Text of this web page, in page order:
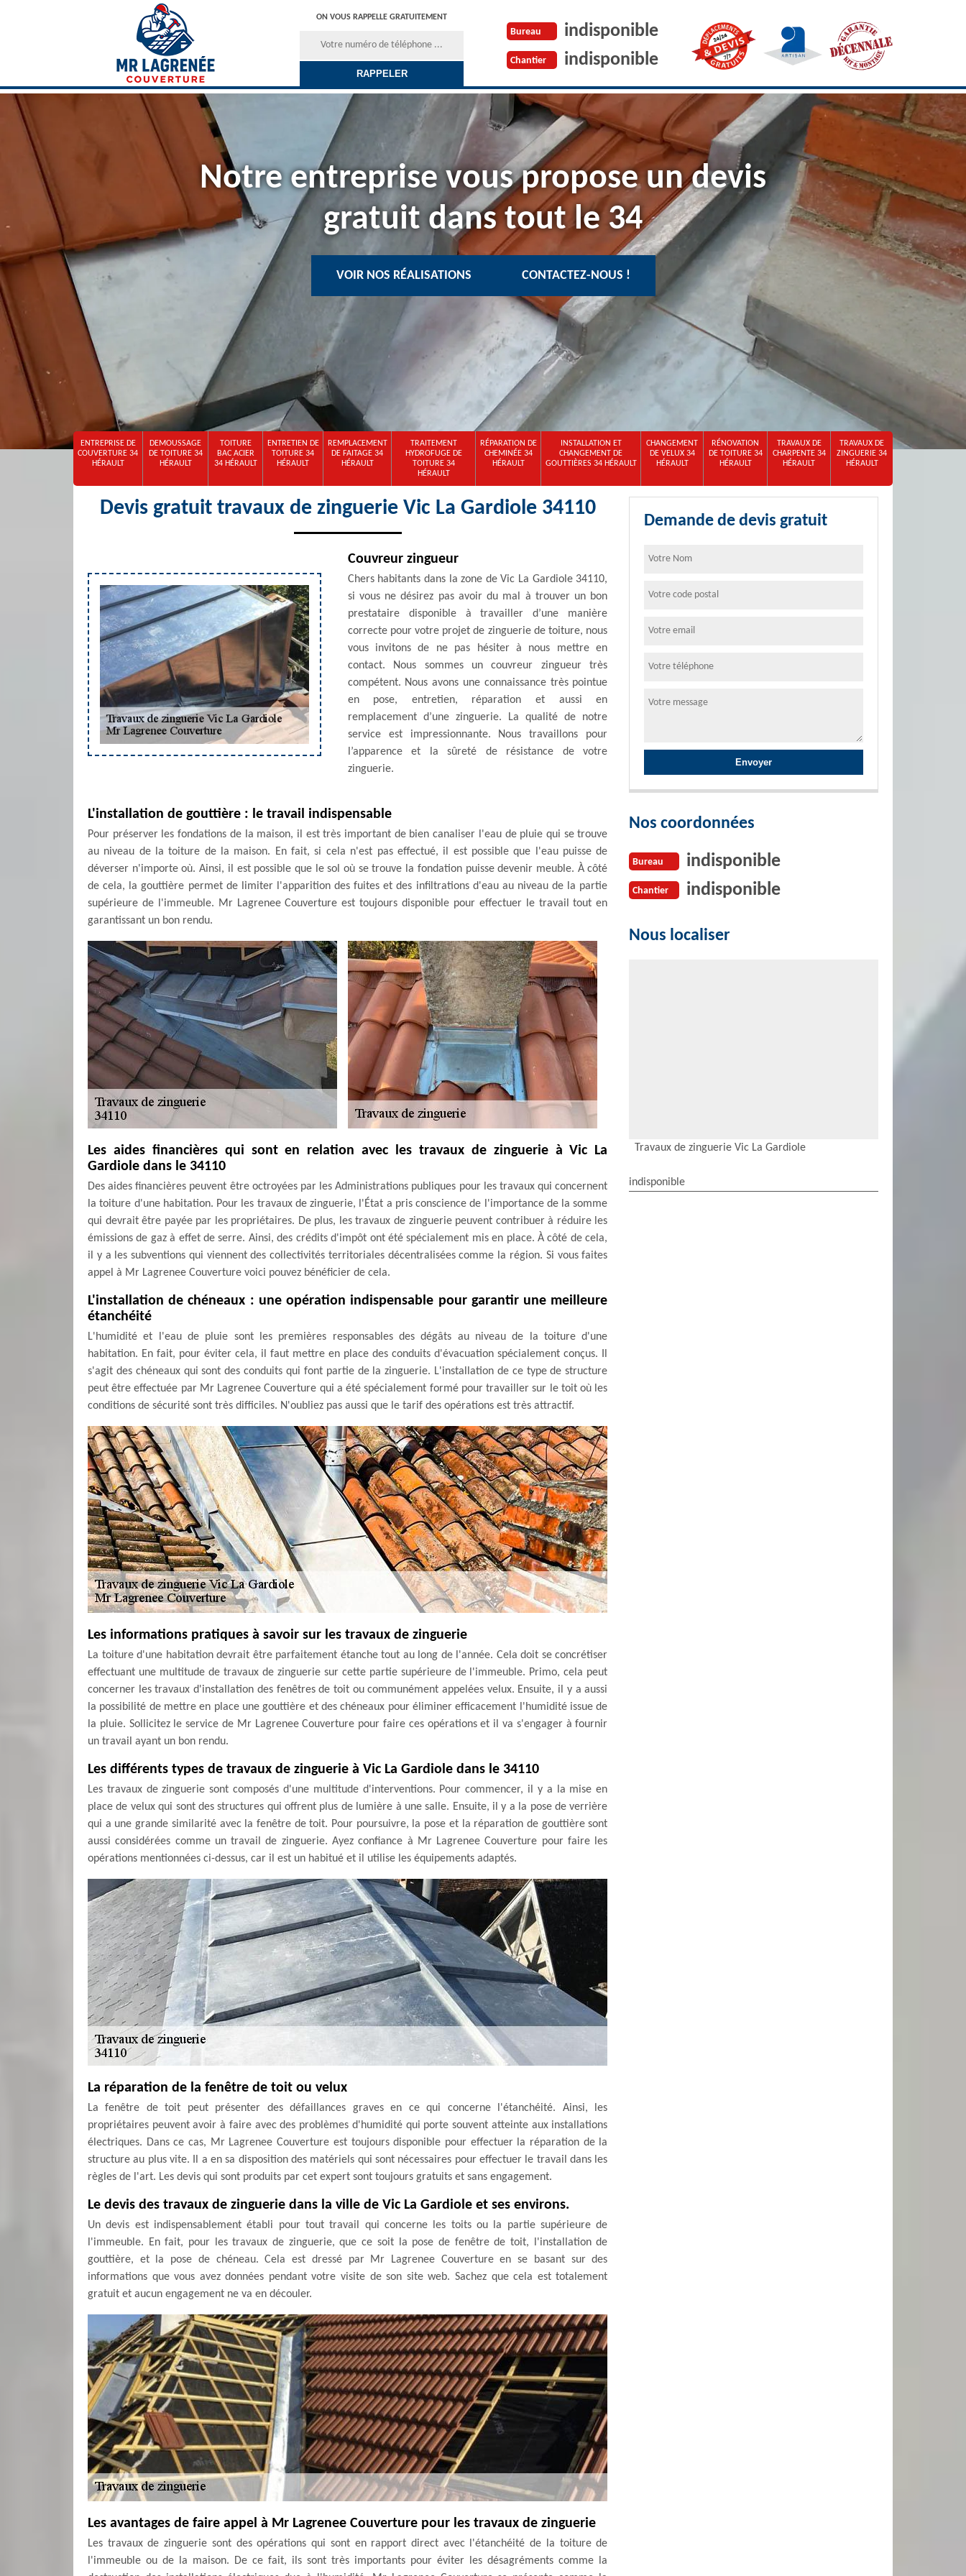
ON VOUS RAPPELLE GRATUITEMENT
Bureau indisponible
Chantier indisponible
Notre entreprise vous propose un devis
gratuit dans tout le 34
VOIR NOS RÉALISATIONS CONTACTEZ-NOUS !
ENTREPRISE DE
COUVERTURE 34
HÉRAULT
DEMOUSSAGE
DE TOITURE 34
HÉRAULT
TOITURE
BAC ACIER
34 HÉRAULT
ENTRETIEN DE
TOITURE 34
HÉRAULT
REMPLACEMENT
DE FAITAGE 34
HÉRAULT
TRAITEMENT
HYDROFUGE DE
TOITURE 34
HÉRAULT
RÉPARATION DE
CHEMINÉE 34
HÉRAULT
INSTALLATION ET
CHANGEMENT DE
GOUTTIÈRES 34 HÉRAULT
CHANGEMENT
DE VELUX 34
HÉRAULT
RÉNOVATION
DE TOITURE 34
HÉRAULT
TRAVAUX DE
CHARPENTE 34
HÉRAULT
TRAVAUX DE
ZINGUERIE 34
HÉRAULT
Devis gratuit travaux de zinguerie Vic La Gardiole 34110
Couvreur zingueur
Chers habitants dans la zone de Vic La Gardiole 34110,
si vous ne désirez pas avoir du mal à trouver un bon
prestataire disponible à travailler d’une manière
correcte pour votre projet de zinguerie de toiture, nous
vous invitons de ne pas hésiter à nous mettre en
contact. Nous sommes un couvreur zingueur très
compétent. Nous avons une connaissance très pointue
en pose, entretien, réparation et aussi en
remplacement d’une zinguerie. La qualité de notre
service est impressionnante. Nous travaillons pour
l’apparence et la sûreté de résistance de votre
zinguerie.
L'installation de gouttière : le travail indispensable
Pour préserver les fondations de la maison, il est très important de bien canaliser l'eau de pluie qui se trouve
au niveau de la toiture de la maison. En fait, si cela n'est pas effectué, il est possible que l'eau puisse de
déverser n'importe où. Ainsi, il est possible que le sol où se trouve la fondation puisse devenir meuble. À côté
de cela, la gouttière permet de limiter l'apparition des fuites et des infiltrations d'eau au niveau de la partie
supérieure de l'immeuble. Mr Lagrenee Couverture est toujours disponible pour effectuer le travail tout en
garantissant un bon rendu.
Les aides financières qui sont en relation avec les travaux de zinguerie à Vic La
Gardiole dans le 34110
Des aides financières peuvent être octroyées par les Administrations publiques pour les travaux qui concernent
la toiture d'une habitation. Pour les travaux de zinguerie, l'État a pris conscience de l'importance de la somme
qui devrait être payée par les propriétaires. De plus, les travaux de zinguerie peuvent contribuer à réduire les
émissions de gaz à effet de serre. Ainsi, des crédits d'impôt ont été spécialement mis en place. À côté de cela,
il y a les subventions qui viennent des collectivités territoriales décentralisées comme la région. Si vous faites
appel à Mr Lagrenee Couverture voici pouvez bénéficier de cela.
L'installation de chéneaux : une opération indispensable pour garantir une meilleure
étanchéité
L'humidité et l'eau de pluie sont les premières responsables des dégâts au niveau de la toiture d'une
habitation. En fait, pour éviter cela, il faut mettre en place des conduits d'évacuation spécialement conçus. Il
s'agit des chéneaux qui sont des conduits qui font partie de la zinguerie. L'installation de ce type de structure
peut être effectuée par Mr Lagrenee Couverture qui a été spécialement formé pour travailler sur le toit où les
conditions de sécurité sont très difficiles. N'oubliez pas aussi que le tarif des opérations est très attractif.
Les informations pratiques à savoir sur les travaux de zinguerie
La toiture d'une habitation devrait être parfaitement étanche tout au long de l'année. Cela doit se concrétiser
effectuant une multitude de travaux de zinguerie sur cette partie supérieure de l'immeuble. Primo, cela peut
concerner les travaux d'installation des fenêtres de toit ou communément appelées velux. Ensuite, il y a aussi
la possibilité de mettre en place une gouttière et des chéneaux pour éliminer efficacement l'humidité issue de
la pluie. Sollicitez le service de Mr Lagrenee Couverture pour faire ces opérations et il va s'engager à fournir
un travail ayant un bon rendu.
Les différents types de travaux de zinguerie à Vic La Gardiole dans le 34110
Les travaux de zinguerie sont composés d'une multitude d'interventions. Pour commencer, il y a la mise en
place de velux qui sont des structures qui offrent plus de lumière à une salle. Ensuite, il y a la pose de verrière
qui a une grande similarité avec la fenêtre de toit. Pour poursuivre, la pose et la réparation de gouttière sont
aussi considérées comme un travail de zinguerie. Ayez confiance à Mr Lagrenee Couverture pour faire les
opérations mentionnées ci-dessus, car il est un habitué et il utilise les équipements adaptés.
La réparation de la fenêtre de toit ou velux
La fenêtre de toit peut présenter des défaillances graves en ce qui concerne l'étanchéité. Ainsi, les
propriétaires peuvent avoir à faire avec des problèmes d'humidité qui porte souvent atteinte aux installations
électriques. Dans ce cas, Mr Lagrenee Couverture est toujours disponible pour effectuer la réparation de la
structure au plus vite. Il a en sa disposition des matériels qui sont nécessaires pour effectuer le travail dans les
règles de l'art. Les devis qui sont produits par cet expert sont toujours gratuits et sans engagement.
Le devis des travaux de zinguerie dans la ville de Vic La Gardiole et ses environs.
Un devis est indispensablement établi pour tout travail qui concerne les toits ou la partie supérieure de
l'immeuble. En fait, pour les travaux de zinguerie, que ce soit la pose de fenêtre de toit, l'installation de
gouttière, et la pose de chéneau. Cela est dressé par Mr Lagrenee Couverture en se basant sur des
informations que vous avez données pendant votre visite de son site web. Sachez que cela est totalement
gratuit et aucun engagement ne va en découler.
Les avantages de faire appel à Mr Lagrenee Couverture pour les travaux de zinguerie
Les travaux de zinguerie sont des opérations qui sont en rapport direct avec l'étanchéité de la toiture de
l'immeuble ou de la maison. De ce fait, ils sont très importants pour éviter les désagréments comme la
Demande de devis gratuit
Nos coordonnées
Bureau indisponible
Chantier indisponible
Nous localiser
Travaux de zinguerie Vic La Gardiole
indisponible